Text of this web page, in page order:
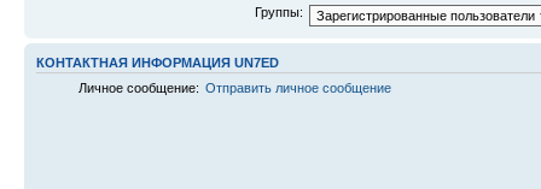
Группы:
КОНТАКТНАЯ ИНФОРМАЦИЯ UN7ED
Личное сообщение: Отправить личное сообщение